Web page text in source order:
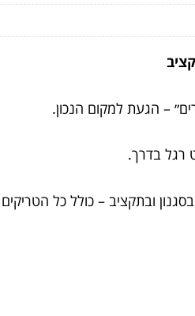
– הגעת למקום הנכון.
רגל בדרך.
ובתקציב – כולל כל